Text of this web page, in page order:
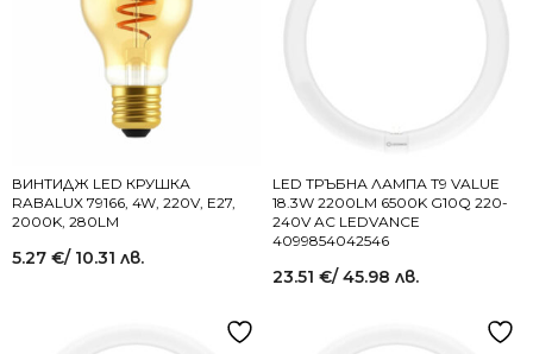
ВИНТИДЖ LED КРУШКА
RABALUX 79166, 4W, 220V, E27,
2000K, 280LM
5.27 €/ 10.31 лв.
LED ТРЪБНА ЛАМПА T9 VALUE
18.3W 2200LM 6500K G10Q 220-
240V AC LEDVANCE
4099854042546
23.51 €/ 45.98 лв.